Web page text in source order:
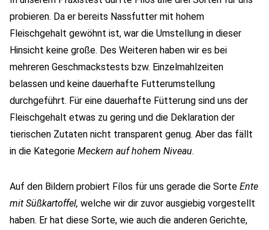
probieren. Da er bereits Nassfutter mit hohem
Fleischgehalt gewöhnt ist, war die Umstellung in dieser
Hinsicht keine große. Des Weiteren haben wir es bei
mehreren Geschmackstests bzw. Einzelmahlzeiten
belassen und keine dauerhafte Futterumstellung
durchgeführt. Für eine dauerhafte Fütterung sind uns der
Fleischgehalt etwas zu gering und die Deklaration der
tierischen Zutaten nicht transparent genug. Aber das fällt
in die Kategorie Meckern auf hohem Niveau.
Auf den Bildern probiert Fílos für uns gerade die Sorte Ente
mit Süßkartoffel, welche wir dir zuvor ausgiebig vorgestellt
haben. Er hat diese Sorte, wie auch die anderen Gerichte,